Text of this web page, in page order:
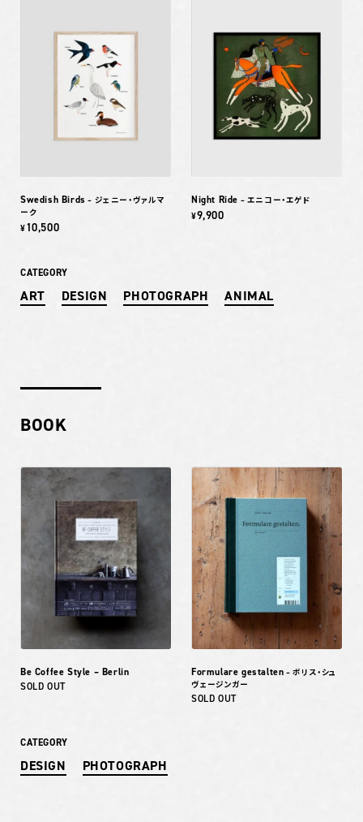
Swedish Birds – ジェニー・ヴァルマ
ーク
¥10,500
Night Ride – エニコー・エゲド
¥9,900
CATEGORY
ART DESIGN PHOTOGRAPH ANIMAL
BOOK
Be Coffee Style – Berlin
SOLD OUT
Formulare gestalten – ボリス・シュ
ヴェージンガー
SOLD OUT
CATEGORY
DESIGN PHOTOGRAPH